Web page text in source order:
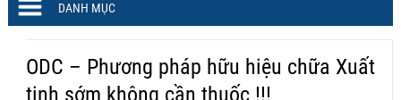
DANH MỤC
ODC – Phương pháp hữu hiệu chữa Xuất
tinh sớm không cần thuốc !!!